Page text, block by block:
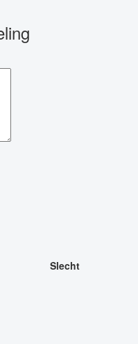
Slecht